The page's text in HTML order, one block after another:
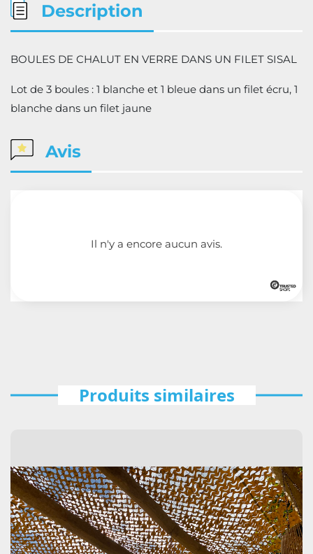
Description
BOULES DE CHALUT EN VERRE DANS UN FILET SISAL
Lot de 3 boules : 1 blanche et 1 bleue dans un filet écru, 1
blanche dans un filet jaune
Avis
Il n'y a encore aucun avis.
Produits similaires